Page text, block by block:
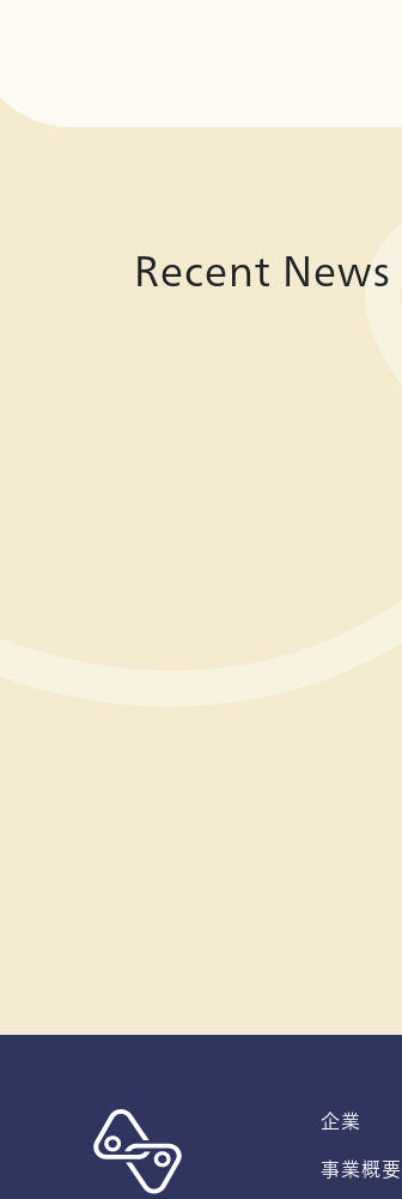
Recent News
企業
事業概要